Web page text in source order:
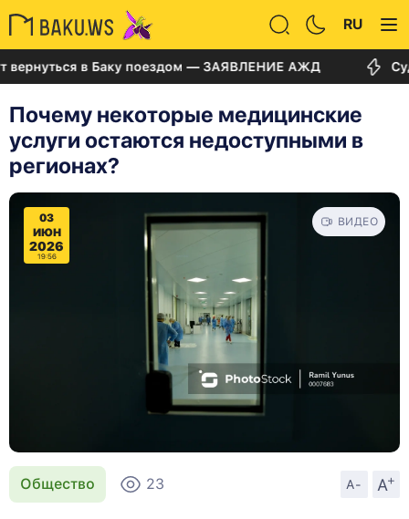
RU
в Баку поездом — ЗАЯВЛЕНИЕ АЖД Суд по
Почему некоторые медицинские
услуги остаются недоступными в
регионах?
03
ИЮН
2026
19:56
ВИДЕО
Общество 23 A- A
+